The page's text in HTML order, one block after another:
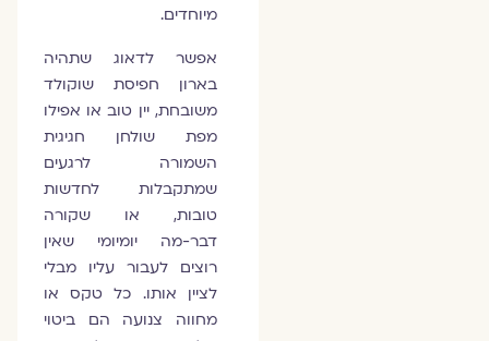
מיוחדים.
אפשר לדאוג שתהיה
בארון חפיסת שוקולד
משובחת, יין טוב או אפילו
מפת שולחן חגיגית
השמורה לרגעים
שמתקבלות לחדשות
טובות, או שקורה
דבר-מה יומיומי שאין
רוצים לעבור עליו מבלי
לציין אותו. כל טקס או
מחווה צנועה הם ביטוי